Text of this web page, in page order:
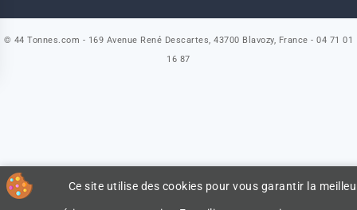
Ce site utilise des cookies pour vous garantir la
© 44 Tonnes.com - 169 Avenue René Descartes, 43700 Blavozy, France - 04 71 01
16 87